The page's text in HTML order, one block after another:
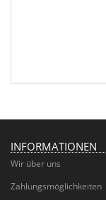
INFORMATIONEN
Wir über uns
Zahlungsmöglichkeiten